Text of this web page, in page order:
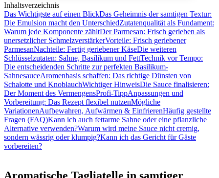
Inhaltsverzeichnis
Das Wichtigste auf einen BlickDas Geheimnis der samtigen Textur:
Die Emulsion macht den UnterschiedZutatenqualität als Fundament:
Warum jede Komponente zähltDer Parmesan: Frisch gerieben als
unersetzlicher SchmelzverstärkerVorteile: Frisch geriebener
ParmesanNachteile: Fertig geriebener KäseDie weiteren
Schlüsselzutaten: Sahne, Basilikum und FettTechnik vor Tempo:
Die entscheidenden Schritte zur perfekten Basilikum-
SahnesauceAromenbasis schaffen: Das richtige Dünsten von
Schalotte und KnoblauchWichtiger HinweisDie Sauce finalisieren:
Der Moment des VermengensProfi-TippAnpassungen und
Vorbereitung: Das Rezept flexibel nutzenMögliche
VariationenAufbewahren, Aufwärmen & EinfrierenHäufig gestellte
Fragen (FAQ)Kann ich auch fettarme Sahne oder eine pflanzliche
Alternative verwenden?Warum wird meine Sauce nicht cremig,
sondern wässrig oder klumpig?Kann ich das Gericht für Gäste
vorbereiten?
Aromatische Tagliatelle in samtiger